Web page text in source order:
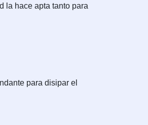
la hace apta tanto para
para disipar el